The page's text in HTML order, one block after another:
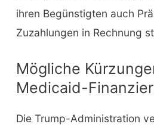
ihren Begünstigten auch
Zuzahlungen in Rechnung
Mögliche
Medicaid-
Die Trump-Administration